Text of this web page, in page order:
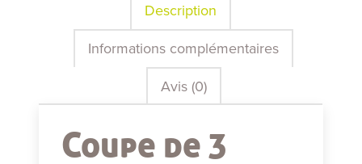
Description
Informations complémentaires
Avis (0)
Coupe de 3